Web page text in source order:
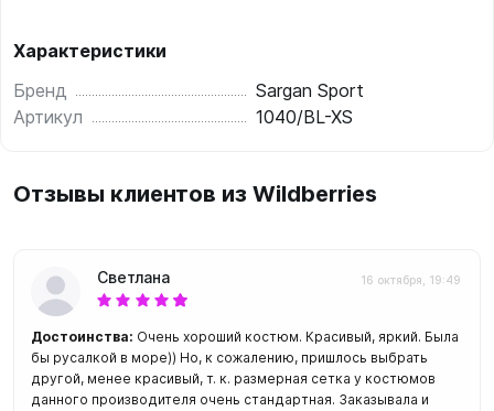
Характеристики
Бренд
Sargan Sport
Артикул
1040/BL-XS
Отзывы клиентов из Wildberries
Светлана 16 октября, 19:49
Достоинства: Очень хороший костюм. Красивый, яркий. Была
бы русалкой в море)) Но, к сожалению, пришлось выбрать
другой, менее красивый, т. к. размерная сетка у костюмов
данного производителя очень стандартная. Заказывала и